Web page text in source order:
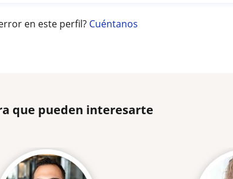
en este perfil? Cuéntanos
que pueden interesarte